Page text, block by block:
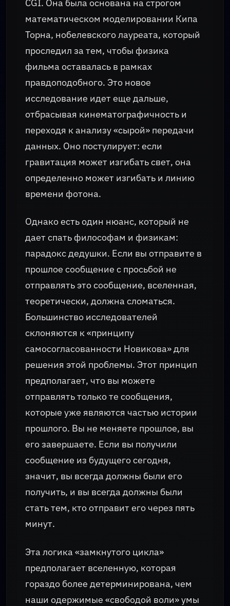
CGI. Она была основана на строгом
математическом моделировании Кипа
Торна, нобелевского лауреата, который
проследил за тем, чтобы физика
фильма оставалась в рамках
правдоподобного. Это новое
исследование идет еще дальше,
отбрасывая кинематографичность и
переходя к анализу «сырой» передачи
данных. Оно постулирует: если
гравитация может изгибать свет, она
определенно может изгибать и линию
времени фотона.
Однако есть один нюанс, который не
дает спать философам и физикам:
парадокс дедушки. Если вы отправите в
прошлое сообщение с просьбой не
отправлять это сообщение, вселенная,
теоретически, должна сломаться.
Большинство исследователей
склоняются к «принципу
самосогласованности Новикова» для
решения этой проблемы. Этот принцип
предполагает, что вы можете
отправлять только те сообщения,
которые уже являются частью истории
прошлого. Вы не меняете прошлое, вы
его завершаете. Если вы получили
сообщение из будущего сегодня,
значит, вы всегда должны были его
получить, и вы всегда должны были
стать тем, кто отправит его через пять
минут.
Эта логика «замкнутого цикла»
предполагает вселенную, которая
гораздо более детерминирована, чем
наши одержимые «свободой воли» умы